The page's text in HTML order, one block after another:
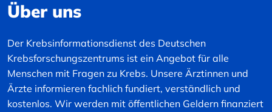
Über uns
Der Krebsinformationsdienst des Deutschen
Krebsforschungszentrums ist ein Angebot für alle
Menschen mit Fragen zu Krebs. Unsere Ärztinnen und
Ärzte informieren fachlich fundiert, verständlich und
kostenlos. Wir werden mit öffentlichen Geldern finanziert